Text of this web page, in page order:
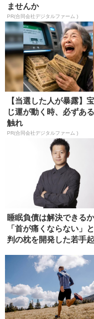
ませんか
PR(合同会社デジタルファーム )
【当選した人が暴露】宝
じ運が動く時、必ずあ
触れ
PR(合同会社デジタルファーム )
睡眠負債は解決できる
「首が痛くならない」
判の枕を開発した若手